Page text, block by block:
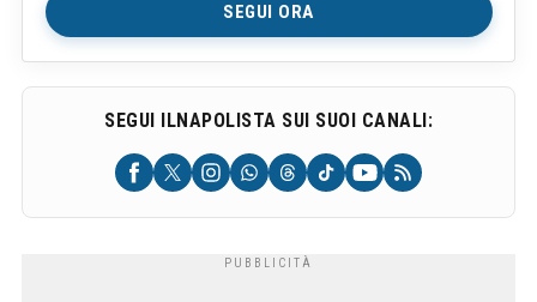
SEGUI ORA
SEGUI ILNAPOLISTA SUI SUOI CANALI: